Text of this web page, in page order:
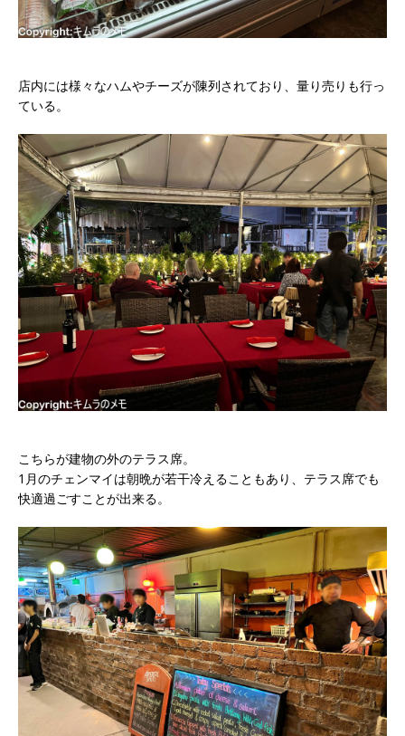
店内には様々なハムやチーズが陳列されており、量り売りも行っ
ている。
こちらが建物の外のテラス席。
1月のチェンマイは朝晩が若干冷えることもあり、テラス席でも
快適過ごすことが出来る。